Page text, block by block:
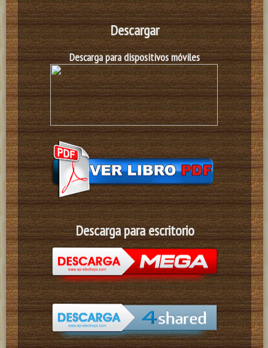
Descargar
Descarga para dispositivosmóviles
Descarga para escritorio